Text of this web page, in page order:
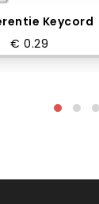
Keycord
€ 0.29